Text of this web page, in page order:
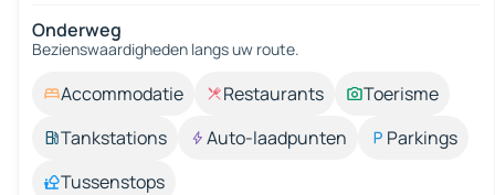
Onderweg
Bezienswaardigheden langs uw route.
Accommodatie Restaurants
Toerisme
Tankstations
Auto-laadpunten
Parkings
Tussenstops